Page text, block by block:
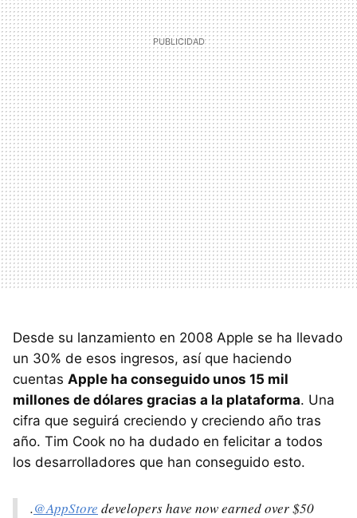
Desde su lanzamiento en 2008 Apple se ha llevado
un 30% de esos ingresos, así que haciendo
cuentas Apple ha conseguido unos 15 mil
millones de dólares gracias a la plataforma. Una
cifra que seguirá creciendo y creciendo año tras
año. Tim Cook no ha dudado en felicitar a todos
los desarrolladores que han conseguido esto.
.@AppStore developers have now earned over $50